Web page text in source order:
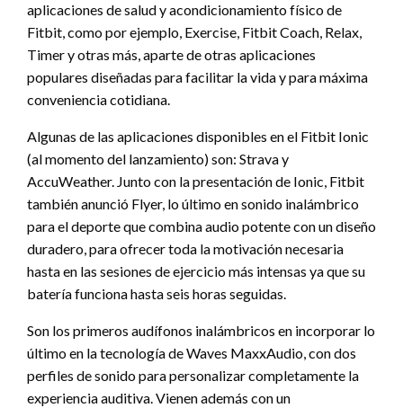
aplicaciones de salud y acondicionamiento físico de
Fitbit, como por ejemplo, Exercise, Fitbit Coach, Relax,
Timer y otras más, aparte de otras aplicaciones
populares diseñadas para facilitar la vida y para máxima
conveniencia cotidiana.
Algunas de las aplicaciones disponibles en el Fitbit Ionic
(al momento del lanzamiento) son: Strava y
AccuWeather. Junto con la presentación de Ionic, Fitbit
también anunció Flyer, lo último en sonido inalámbrico
para el deporte que combina audio potente con un diseño
duradero, para ofrecer toda la motivación necesaria
hasta en las sesiones de ejercicio más intensas ya que su
batería funciona hasta seis horas seguidas.
Son los primeros audífonos inalámbricos en incorporar lo
último en la tecnología de Waves MaxxAudio, con dos
perfiles de sonido para personalizar completamente la
experiencia auditiva. Vienen además con un